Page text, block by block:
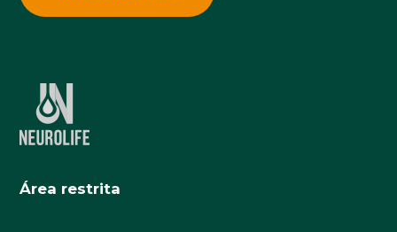
Área restrita